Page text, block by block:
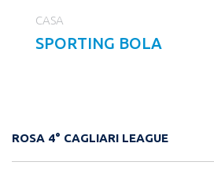
CASA
SPORTING BOLA
ROSA 4° CAGLIARI LEAGUE